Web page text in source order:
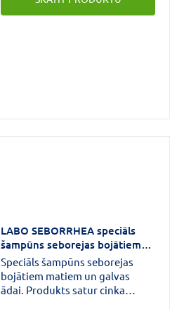
LABO SEBORRHEA speciāls
šampūns seborejas bojātiem
matiem un galvas ādai.
Vīriešiem 200 ml
Speciāls šampūns seborejas
bojātiem matiem un galvas
ādai. Produkts satur cinka